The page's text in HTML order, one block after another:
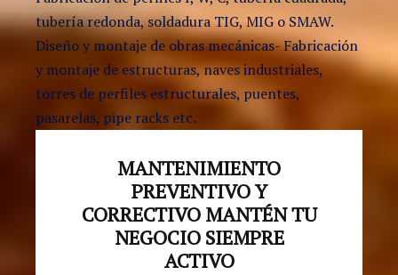
tubería redonda, soldadura TIG, MIG o SMAW.
Diseño y montaje de obras mecánicas- Fabricación
y montaje de estructuras, naves industriales,
torres de perfiles estructurales, puentes,
pasarelas, pipe racks etc.
MANTENIMIENTO
PREVENTIVO Y
CORRECTIVO MANTÉN TU
NEGOCIO SIEMPRE
ACTIVO